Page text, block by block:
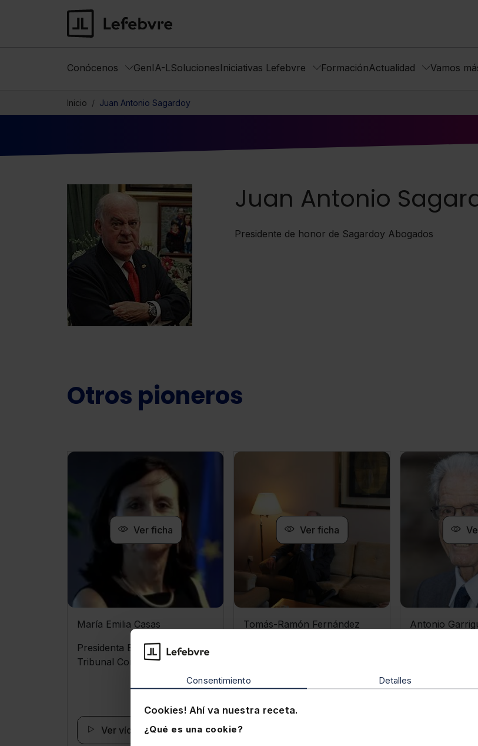
Consentimiento Detalles
Cookies! Ahí va nuestra receta.
¿Qué es una cookie?
Conócenos GenIA-LSolucionesIniciativas Lefebvre FormaciónActualidad Vamos
Inicio Juan Antonio Sagardoy
Juan Antonio
Presidente de honor de Sagardoy Abogados
Otros pioneros
Ver ficha
María Emilia Casas
Presidenta Emérita del
Tribunal Constitucional
Ver vídeo
Ver ficha
Tomás-Ramón Fernández
Administrativo
Antonio